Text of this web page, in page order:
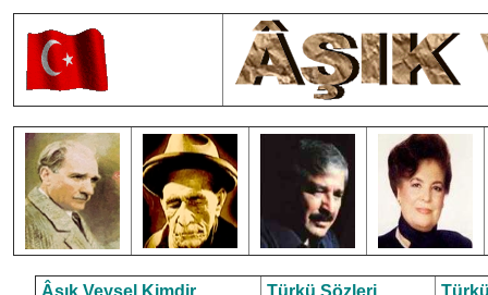
Âşık Veysel Kimdir Türkü Sözleri